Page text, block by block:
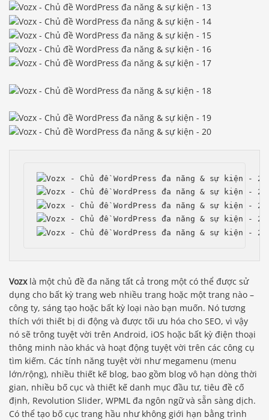
Vozxlà một chủ đề đa năng tất cả trong một có thể được sử
dụng cho bất kỳ trang web nhiều trang hoặc một trang nào –
công ty, sáng tạo hoặc bất kỳ loại nào bạn muốn. Nó tương
thích với thiết bị di động và được tối ưu hóa cho SEO, vì vậy
nó sẽ trông tuyệt vời trên Android, iOS hoặc bất kỳ điện thoại
thông minh nào khác và hoạt động tuyệt vời trên các công cụ
tìm kiếm. Các tính năng tuyệt vời như megamenu (menu
lớn/rộng), nhiều thiết kế blog, bao gồm blog vô hạn dòng thời
gian, nhiều bố cục và thiết kế danh mục đầu tư, tiêu đề cố
định, Revolution Slider, WPML đa ngôn ngữ và sẵn sàng dịch.
Có thể tạo bố cục trang hầu như không giới hạn bằng trình